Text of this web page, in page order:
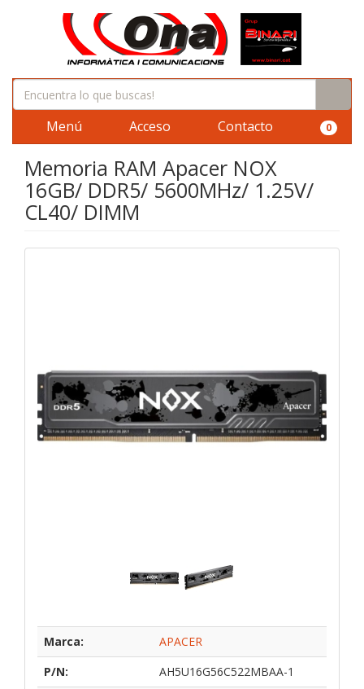
Menú Acceso Contacto 0
Memoria RAM Apacer NOX
16GB/ DDR5/ 5600MHz/ 1.25V/
CL40/ DIMM
Marca:
APACER
P/N:
AH5U16G56C522MBAA-1